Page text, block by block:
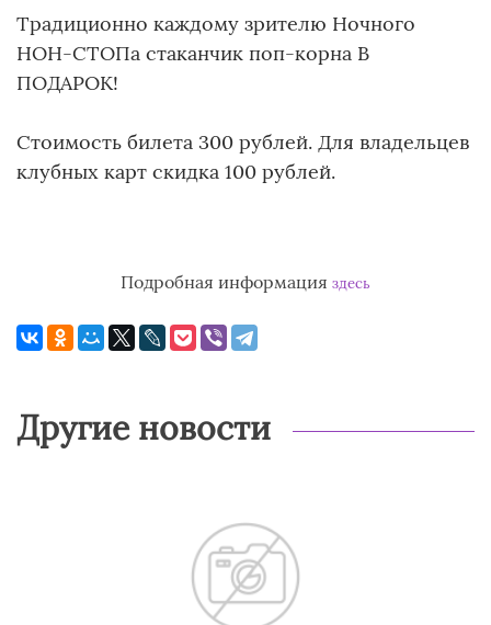
Традиционно каждому зрителю Ночного
НОН-СТОПа стаканчик поп-корна В
ПОДАРОК!
Стоимость билета 300 рублей. Для владельцев
клубных карт скидка 100 рублей.
Подробная информация здесь
Другие новости